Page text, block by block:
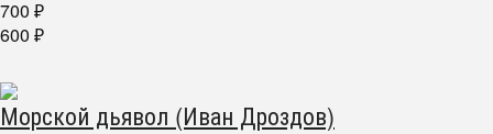
700 ₽
600 ₽
Морской дьявол (Иван Дроздов)